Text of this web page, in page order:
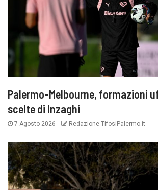
Palermo-Melbourne, formazioni
scelte di Inzaghi
7 Agosto 2026 Redazione TifosiPalermo.it